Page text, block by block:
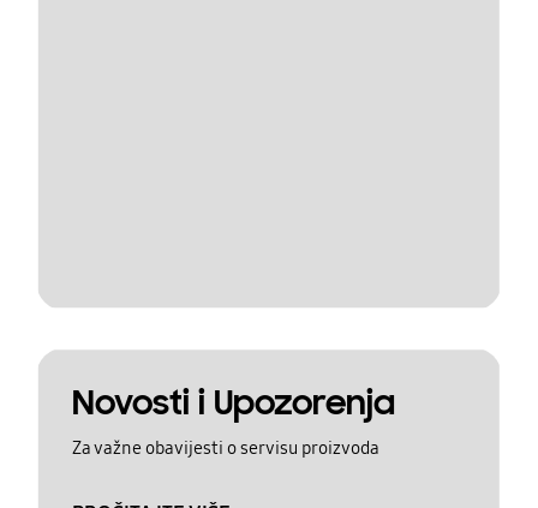
Novosti i Upozorenja
Za važne obavijesti o servisu proizvoda